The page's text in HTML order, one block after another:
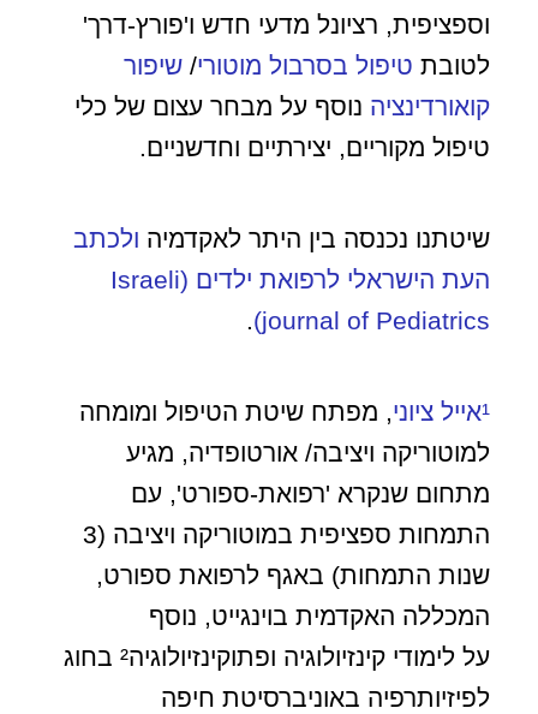
וספציפית, רציונל מדעי חדש ו'פורץ-דרך'
לטובת טיפול בסרבול מוטורי/ שיפור
קואורדינציה נוסף על מבחר עצום של כלי
טיפול מקוריים, יצירתיים וחדשניים.
שיטתנו נכנסה בין היתר לאקדמיה ולכתב
העת הישראלי לרפואת ילדים (Israeli
journal of Pediatrics)
.
¹אייל ציוני
, מפתח שיטת הטיפול ומומחה
למוטוריקה ויציבה/ אורטופדיה, מגיע
מתחום שנקרא 'רפואת-ספורט', עם
התמחות ספציפית במוטוריקה ויציבה (3
שנות התמחות) באגף לרפואת ספורט,
המכללה האקדמית בוינגייט, נוסף
על לימודי קינזיולוגיה ופתוקינזיולוגיה² בחוג
לפיזיותרפיה באוניברסיטת חיפה